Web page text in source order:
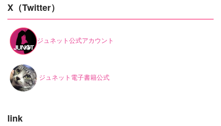
X（Twitter）
ジュネット公式アカウント
ジュネット電子書籍公式
link